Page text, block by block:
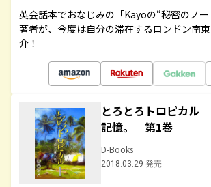
英会話本でおなじみの「Kayoの“秘密のノ
著者が、今度は自分の滞在するロンドン南
介！
とろとろトロピカル
記憶。 第1巻
D-Books
2018.03.29 発売